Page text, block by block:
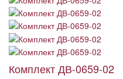
Комплект ДВ-0659-02